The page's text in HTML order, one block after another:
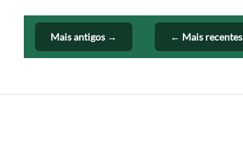
← Mais recentes
Mais antigos →